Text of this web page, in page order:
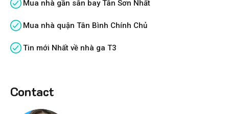
Mua nhà gần sân bay Tân Sơn Nhất
Mua nhà quận Tân Bình Chính Chủ
Tin mới Nhất về nhà ga T3
Contact